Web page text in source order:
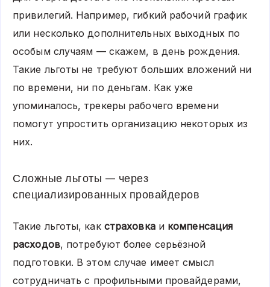
привилегий. Например, гибкий рабочий график
или несколько дополнительных выходных по
особым случаям — скажем, в день рождения.
Такие льготы не требуют больших вложений ни
по времени, ни по деньгам. Как уже
упоминалось, трекеры рабочего времени
помогут упростить организацию некоторых из
них.
Сложные льготы — через
специализированных провайдеров
Такие льготы, как страховкаи компенсация
расходов, потребуют более серьёзной
подготовки. В этом случае имеет смысл
сотрудничать с профильными провайдерами,